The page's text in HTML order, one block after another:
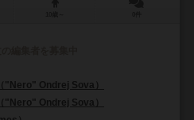
"Nero" Ondrej Sova）
"Nero" Ondrej Sova）